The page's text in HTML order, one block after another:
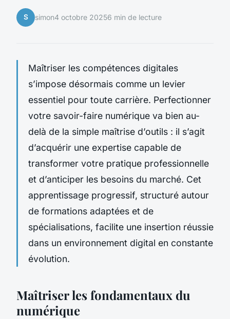
S simon4 octobre 20256 min de lecture
Maîtriser les compétences digitales
s’impose désormais comme un levier
essentiel pour toute carrière. Perfectionner
votre savoir-faire numérique va bien au-
delà de la simple maîtrise d’outils : il s’agit
d’acquérir une expertise capable de
transformer votre pratique professionnelle
et d’anticiper les besoins du marché. Cet
apprentissage progressif, structuré autour
de formations adaptées et de
spécialisations, facilite une insertion réussie
dans un environnement digital en constante
évolution.
Maîtriser les fondamentaux du
numérique